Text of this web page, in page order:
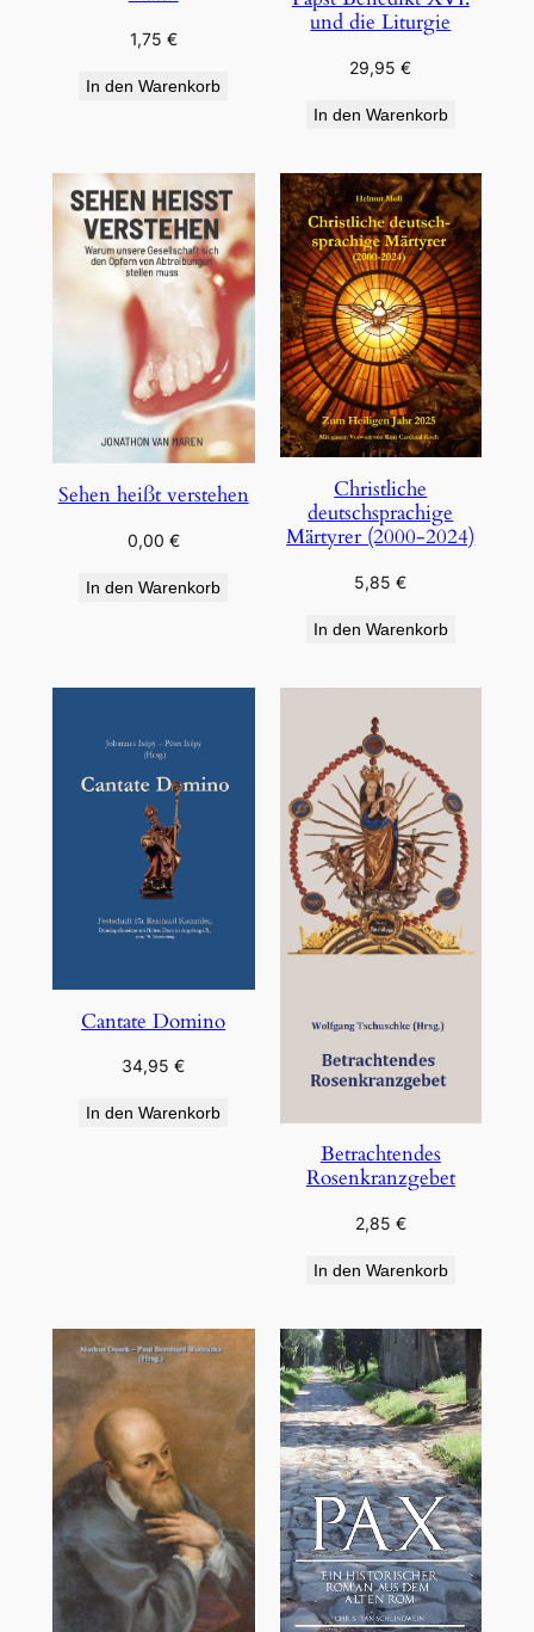
1,75 €
In den Warenkorb
und die Liturgie
29,95€
In den Warenkorb
Sehen heißt verstehen
0,00 €
In den Warenkorb
Christliche
deutschsprachige
Märtyrer (2000-2024)
5,85€
In den Warenkorb
Cantate Domino
34,95€
In den Warenkorb
Betrachtendes
Rosenkranzgebet
2,85 €
In den Warenkorb